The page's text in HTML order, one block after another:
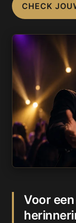
CHECK
Voor